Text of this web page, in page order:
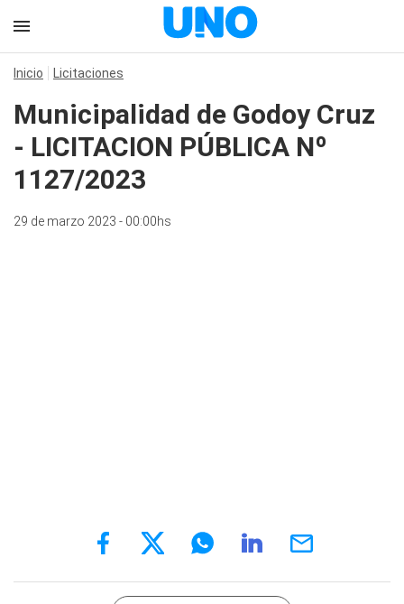
Inicio Licitaciones
Municipalidad de Godoy Cruz
- LICITACION PÚBLICA Nº
1127/2023
29 de marzo 2023 - 00:00hs